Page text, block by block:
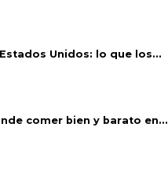
Unidos: lo que los...
comer bien y barato en...